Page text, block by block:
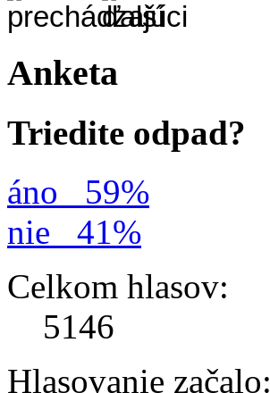
Anketa
Triedite odpad?
áno
59%
nie
41%
Celkom hlasov:
5146
Hlasovanie začalo: